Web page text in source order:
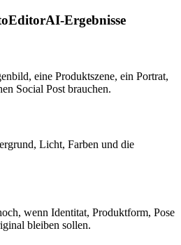
Ergebnisse
eine Produktszene, ein Portrat,
Social Post brauchen.
Licht, Farben und die
wenn Identitat, Produktform, Pose
bleiben sollen.